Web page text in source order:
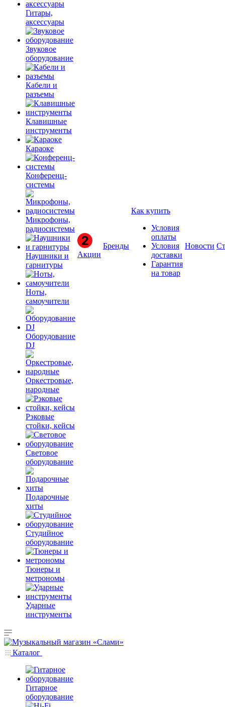
Гитары,
аксессуары
Звуковое
оборудование
Кабели и
разъемы
Клавишные
инструменты
Караоке
Конференц-
системы
Микрофоны,
радиосистемы
Наушники и
гарнитуры
Ноты,
самоучители
Оборудование
DJ
Оркестровые,
народные
Рэковые
стойки, кейсы
Световое
оборудование
Подарочные
хиты
Студийное
оборудование
Тюнеры и
метрономы
Ударные
инструменты
Акции
Бренды
Как купить
Условия
оплаты
Условия
доставки
Гарантия
на товар
Новости
Каталог
Гитарное
оборудование